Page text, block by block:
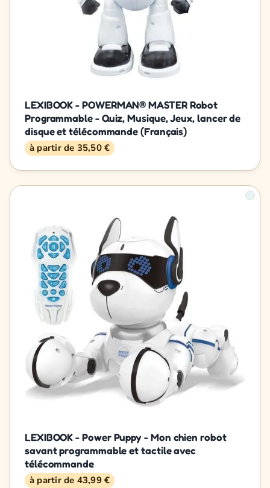
LEXIBOOK - POWERMAN® MASTER Robot
Programmable - Quiz, Musique, Jeux, lancer de
disque et télécommande (Français)
à partir de 35,50 €
LEXIBOOK - Power Puppy - Mon chien robot
savant programmable et tactile avec
télécommande
à partir de 43,99 €